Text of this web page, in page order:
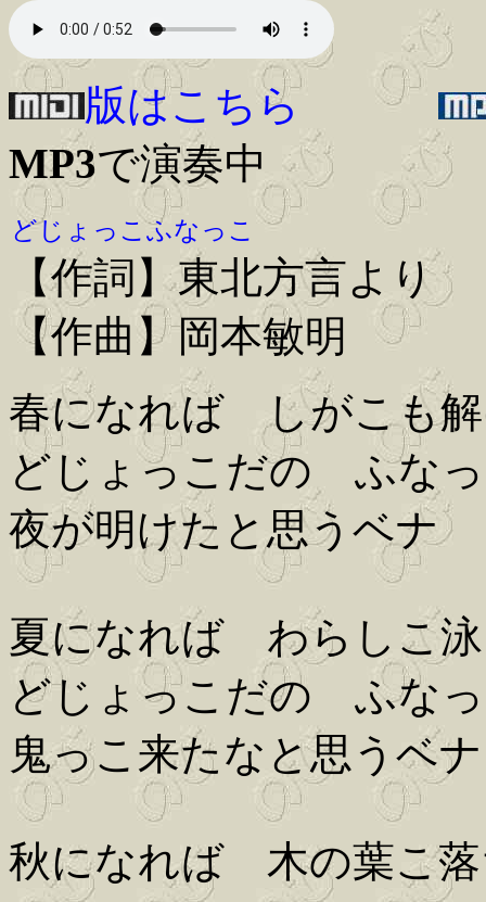
版はこちら
MP3で演奏中
どじょっこふなっこ
【作詞】東北方言より
【作曲】岡本敏明
春になれば しがこも
どじょっこだの ふな
夜が明けたと思うベナ
夏になれば わらしこ
どじょっこだの ふな
鬼っこ来たなと思うベナ
秋になれば 木の葉こ